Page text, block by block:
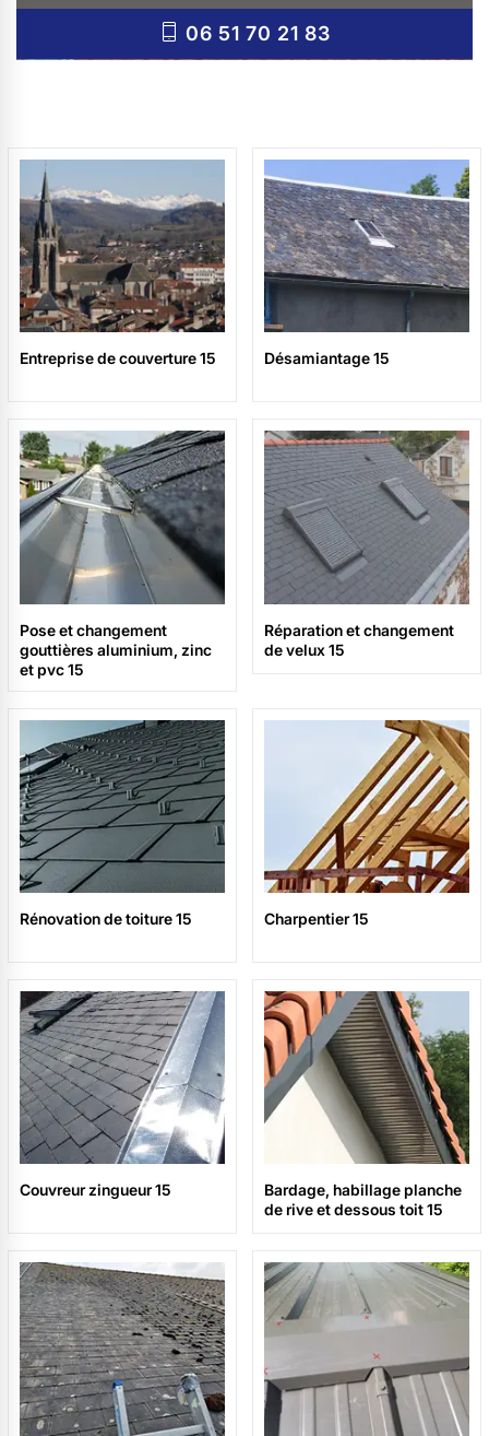
06 51 70 21 83
Entreprise de couverture 15 Désamiantage 15
Pose et changement
gouttières aluminium, zinc
et pvc 15
Réparation et changement
de velux 15
Rénovation de toiture 15 Charpentier 15
Couvreur zingueur 15
Bardage, habillage planche
de rive et dessous toit 15